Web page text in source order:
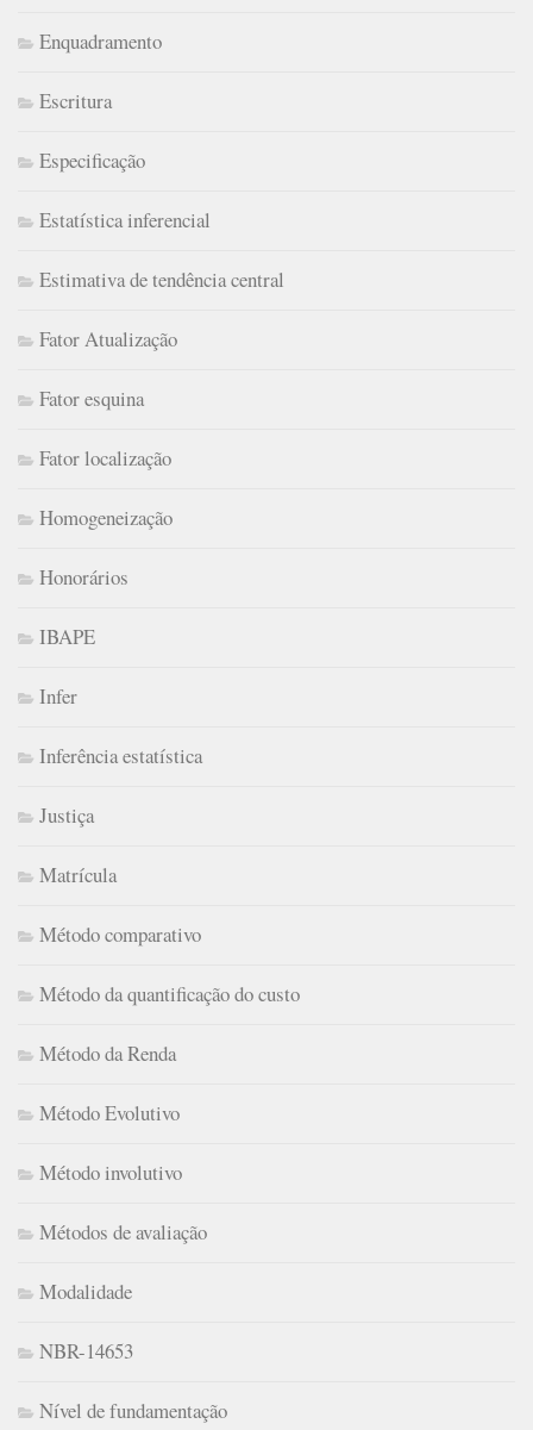
Enquadramento
Escritura
Especificação
Estatística inferencial
Estimativa de tendência central
Fator Atualização
Fator esquina
Fator localização
Homogeneização
Honorários
IBAPE
Infer
Inferência estatística
Justiça
Matrícula
Método comparativo
Método da quantificação do custo
Método da Renda
Método Evolutivo
Método involutivo
Métodos de avaliação
Modalidade
NBR-14653
Nível de fundamentação